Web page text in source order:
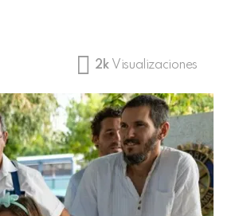
2k Visualizaciones